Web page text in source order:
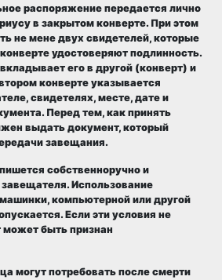
распоряжение передается лично
в закрытом конверте. При этом
не мене двух свидетелей, которые
удостоверяют подлинность.
его в другой (конверт) и
конверте указывается
свидетелях, месте, дате и
Перед тем, как принять
выдать документ, который
завещания.
собственноручно и
Использование
компьютерной или другой
Если эти условия не
быть признан
могут потребовать после смерти